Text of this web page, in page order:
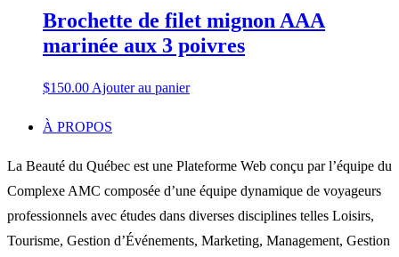
Brochette de filet mignon AAA
marinée aux 3 poivres
$150.00 Ajouter au panier
À PROPOS
La Beauté du Québec est une Plateforme Web conçu par l’équipe du
Complexe AMC composée d’une équipe dynamique de voyageurs
professionnels avec études dans diverses disciplines telles Loisirs,
Tourisme, Gestion d’Événements, Marketing, Management, Gestion